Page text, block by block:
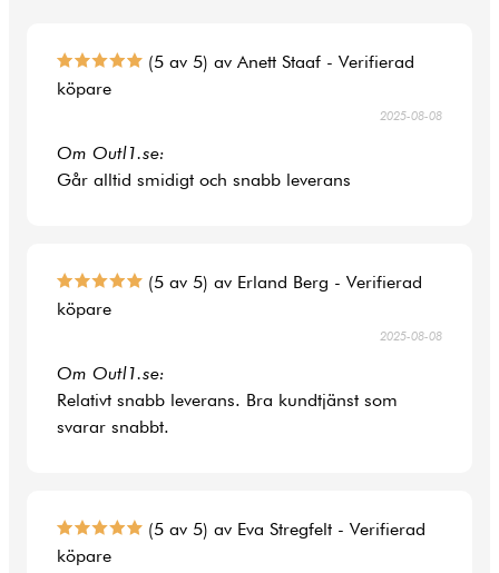
(5 av 5) av Anett Staaf - Verifierad
köpare
2025-08-08
Om Outl1.se:
Går alltid smidigt och snabb leverans
(5 av 5) av Erland Berg - Verifierad
köpare
2025-08-08
Om Outl1.se:
Relativt snabb leverans. Bra kundtjänst som
svarar snabbt.
(5 av 5) av Eva Stregfelt - Verifierad
köpare